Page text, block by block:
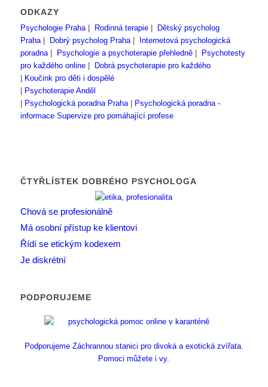
ODKAZY
Psychologie Praha| Rodinná terapie|
Dětský psycholog
Praha| Dobrý psycholog Praha|
Internetová psychologická
poradna| Psychologie a psychoterapie přehledně|
Psychotesty
pro každého online|
Dobrá psychoterapie pro každého
Koučink pro děti i dospělé
Psychoterapie Anděl
Psychologická poradna Praha|
Psychologická poradna -
informace Supervize pro pomáhající profese
ČTYŘLÍSTEK DOBRÉHO PSYCHOLOGA
Chová se profesionálně
Má osobní přístup ke klientovi
Řídí se etickým kodexem
Je diskrétní
PODPORUJEME
Podporujeme Záchrannou stanici pro divoká a exotická zvířata.
Pomoci můžete i vy.